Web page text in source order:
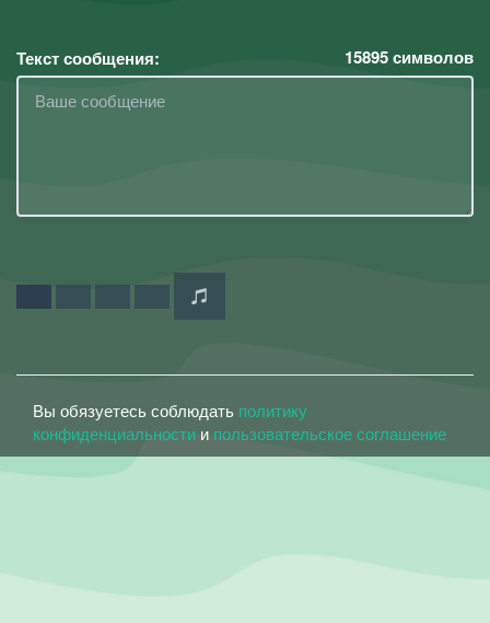
Текст сообщения: 15895символов
Вы обязуетесь соблюдать политику
конфиденциальности и пользовательское соглашение